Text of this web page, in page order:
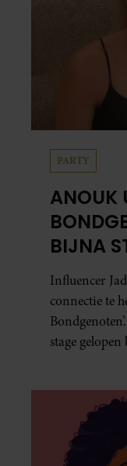
PARTY
ANOUK
BIJNA
MERK
Influencer
connectie te
stage